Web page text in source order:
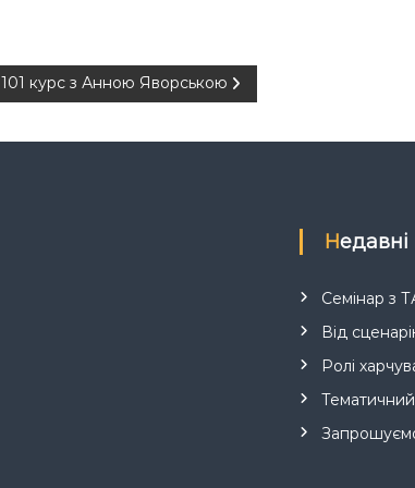
101 курс з Анною Яворською
Семінар з
Від
Ролі